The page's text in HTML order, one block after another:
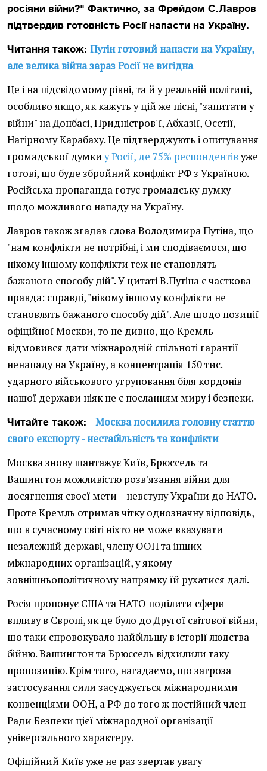
росіяни війни?" Фактично, за Фрейдом С.Лавров
підтвердив готовність Росії напасти на Україну.
Читання також: Путін готовий напасти на Україну,
але велика війна зараз Росії не вигідна
Це і на підсвідомому рівні, та й у реальній політиці,
особливо якщо, як кажуть у цій же пісні, "запитати у
війни" на Донбасі, Придністров'ї, Абхазії, Осетії,
Нагірному Карабаху. Це підтверджують і опитування
громадської думки у Росії, де 75% респондентівуже
готові, що буде збройний конфлікт РФ з Україною.
Російська пропаганда готує громадську думку
щодо можливого нападу на Україну.
Лавров також згадав слова Володимира Путіна, що
"нам конфлікти не потрібні, і ми сподіваємося, що
нікому іншому конфлікти теж не становлять
бажаного способу дій". У цитаті В.Путіна є часткова
правда: справді, "нікому іншому конфлікти не
становлять бажаного способу дій". Але щодо позиції
офіційної Москви, то не дивно, що Кремль
відмовився дати міжнародній спільноті гарантії
ненападу на Україну, а концентрація 150 тис.
ударного військового угруповання біля кордонів
нашої держави ніяк не є посланням миру і безпеки.
Читайте також:
Москва посилила головну статтю
свого експорту - нестабільність та конфлікти
Москва знову шантажує Київ, Брюссель та
Вашингтон можливістю розв'язання війни для
досягнення своєї мети – невступу України до НАТО.
Проте Кремль отримав чітку однозначну відповідь,
що в сучасному світі ніхто не може вказувати
незалежній державі, члену ООН та інших
міжнародних організацій, у якому
зовнішньополітичному напрямку їй рухатися далі.
Росія пропонує США та НАТО поділити сфери
впливу в Європі, як це було до Другої світової війни,
що таки спровокувало найбільшу в історії людства
бійню. Вашингтон та Брюссель відхилили таку
пропозицію. Крім того, нагадаємо, що загроза
застосування сили засуджується міжнародними
конвенціями ООН, а РФ до того ж постійний член
Ради Безпеки цієї міжнародної організації
універсального характеру.
Офіційний Київ уже не раз звертав увагу